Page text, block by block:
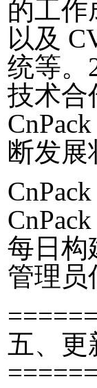
的工作
以及
统等。
技术合
断发展
每日构
管理员
五、更